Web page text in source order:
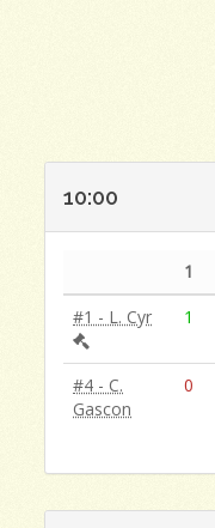
10:00
1
#1 - L. Cyr
1
#4 - C.
Gascon
0